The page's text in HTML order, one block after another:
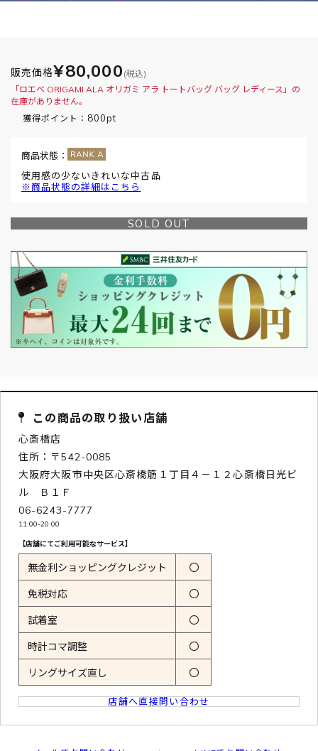
販売価格¥80,000 (税込)
「ロエベ ORIGAMI ALA オリガミ アラ トートバッグ バッグ レディース」の
在庫がありません。
獲得ポイント： 800pt
商品状態：
使用感の少ないきれいな中古品
※商品状態の詳細はこちら
SOLD OUT
この商品の取り扱い店舗
心斎橋店
住所：〒542-0085
大阪府大阪市中央区心斎橋筋１丁目４－１２心斎橋日光ビ
ル Ｂ１Ｆ
06-6243-7777
11:00-20:00
【店舗にてご利用可能なサービス】
無金利ショッピングクレジット 〇
免税対応 〇
試着室 〇
時計コマ調整 〇
リングサイズ直し 〇
店舗へ直接問い合わせ